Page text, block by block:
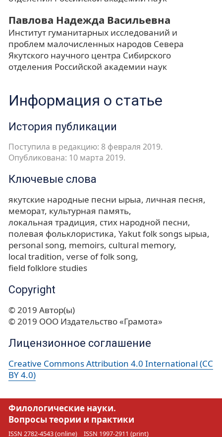
Павлова Надежда Васильевна
Институт гуманитарных исследований и
проблем малочисленных народов Севера
Якутского научного центра Сибирского
отделения Российской академии наук
Информация о статье
История публикации
Поступила в редакцию: 8 февраля 2019.
Опубликована: 10 марта 2019.
Ключевые слова
якутские народные песни ырыа личная песня
меморат культурная память
локальная традиция стих народной песни
полевая фольклористика Yakut folk songs ырыа
personal song memoirs cultural memory
local tradition verse of folk song
field folklore studies
Copyright
© 2019 Автор(ы)
© 2019 ООО Издательство «Грамота»
Лицензионное соглашение
Creative Commons Attribution 4.0 International (CC
BY 4.0)
Филологические науки.
Вопросы теории и практики
ISSN 2782-4543 (online) ISSN 1997-2911 (print)